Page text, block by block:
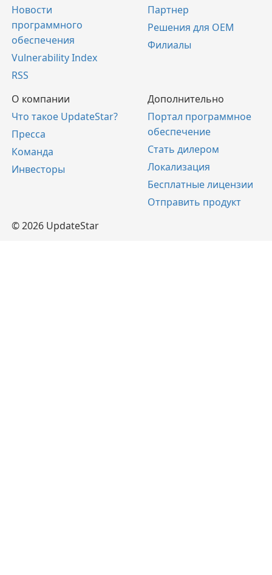
Новости
программного
обеспечения
Vulnerability Index
RSS
Партнер
Решения для OEM
Филиалы
О компании
Что такое UpdateStar?
Пресса
Команда
Инвесторы
Дополнительно
Портал программное
обеспечение
Стать дилером
Локализация
Бесплатные лицензии
Отправить продукт
© 2026 UpdateStar